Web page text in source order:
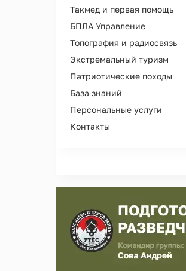
Библиотека клуба
Такмед и первая помощь
БПЛА Управление
Топография и радиосвязь
Экстремальный туризм
Патриотические походы
База знаний
Персональные услуги
Персональные тренировки
Контакты